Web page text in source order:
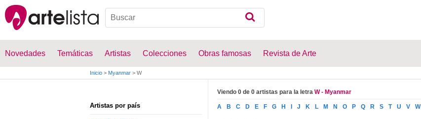
Novedades Temáticas Artistas Colecciones Obras famosas Revista de Arte
Inicio > Myanmar > W
Artistas por país
Viendo 0 de 0 artistas para la letra W - Myanmar
A B C D E F G H J K L M N O P Q R S T U V W